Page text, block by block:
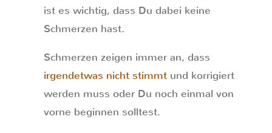
ist es wichtig, dass Du dabei keine
Schmerzen hast.
Schmerzen zeigen immer an, dass
irgendetwas nicht stimmt und korrigiert
werden muss oder Du noch einmal von
vorne beginnen solltest.